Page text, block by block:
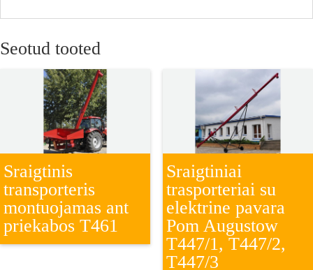
Seotud tooted
Sraigtinis
transporteris
montuojamas ant
priekabos T461
Sraigtiniai
trasporteriai su
elektrine pavara
Pom Augustow
T447/1, T447/2,
T447/3